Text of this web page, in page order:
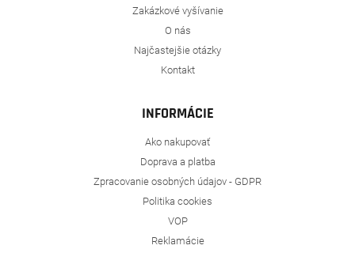
Zakázkové vyšívanie
O nás
Najčastejšie otázky
Kontakt
INFORMÁCIE
Ako nakupovať
Doprava a platba
Zpracovanie osobných údajov - GDPR
Politika cookies
VOP
Reklamácie